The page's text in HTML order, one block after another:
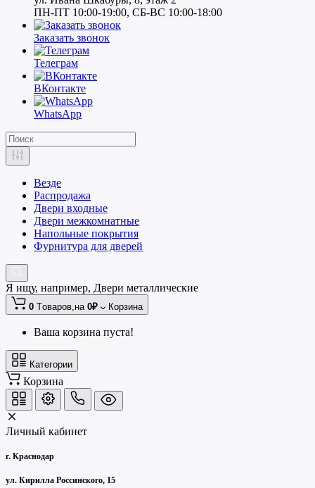
ПН-ПТ 10:00-19:00, СБ-ВС 10:00-18:00
Заказать звонок
Телеграм
ВКонтакте
WhatsApp
Везде
Распродажа
Двери входные
Двери межкомнатные
Напольные покрытия
Фурнитура для дверей
Я ищу, например, Двери металлические
0 Tоваров,на 0₽ Корзина
Ваша корзина пуста!
Категории
Корзина
Личный кабинет
г. Краснодар
ул. Кирилла Россинского, 15